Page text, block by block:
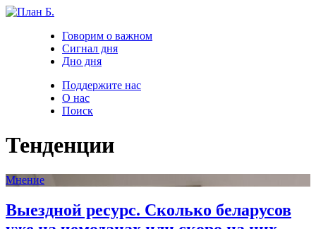
Говорим о важном
Сигнал дня
Дно дня
Поддержите нас
О нас
Поиск
Тенденции
Мнение
Выездной ресурс. Сколько беларусов